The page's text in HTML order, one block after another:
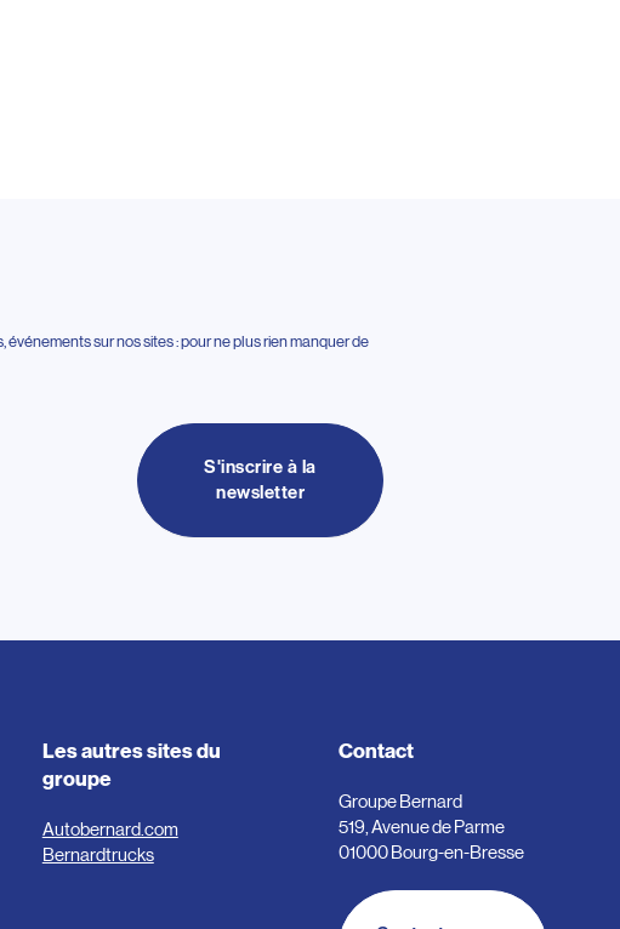
sur nos sites : pour ne plus rien manquer de
S'inscrire à la
newsletter
Les autres sites du
groupe
Autobernard.com
Bernardtrucks
Contact
Groupe Bernard
519, Avenue de Parme
01000 Bourg-en-Bresse